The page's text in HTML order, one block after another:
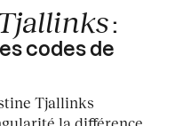
:
codes de
Tjallinks